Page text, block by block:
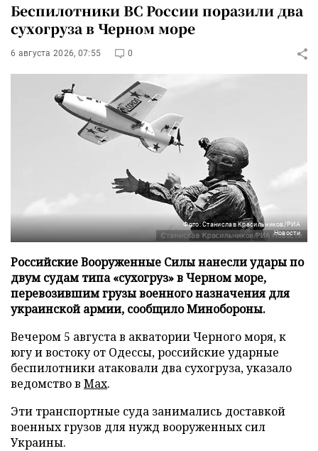
Беспилотники ВС России поразили два
сухогруза в Черном море
6 августа 2026, 07:55 0
Фото: Станислав Красильников/РИА
Новости
Российские Вооруженные Силы нанесли удары по
двум судам типа «сухогруз» в Черном море,
перевозившим грузы военного назначения для
украинской армии, сообщило Минобороны.
Вечером 5 августа в акватории Черного моря, к
югу и востоку от Одессы, российские ударные
беспилотники атаковали два сухогруза, указало
ведомство в Max.
Эти транспортные суда занимались доставкой
военных грузов для нужд вооруженных сил
Украины.